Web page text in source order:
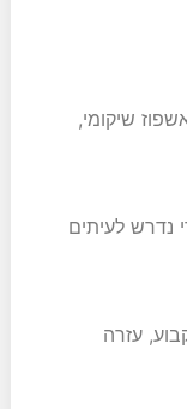
שיקומי,
נדרש לעיתים
עזרה